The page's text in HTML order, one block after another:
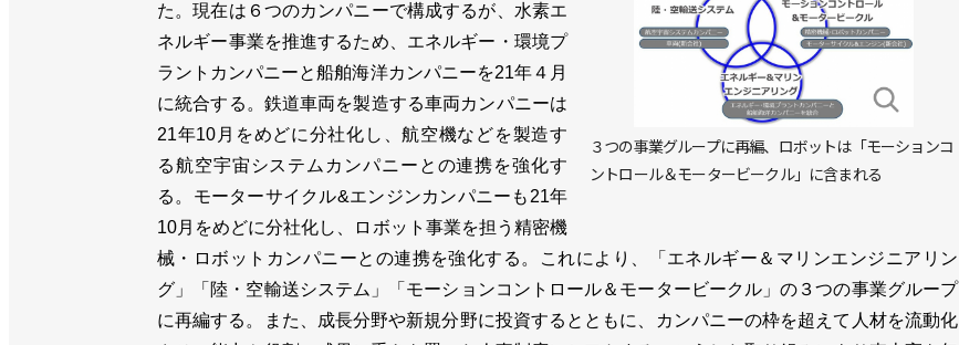
３つの事業グループに再編、ロボットは「モーションコ
ントロール＆モータービークル」に含まれる
た。現在は６つのカンパニーで構成するが、水素エ
ネルギー事業を推進するため、エネルギー・環境プ
ラントカンパニーと船舶海洋カンパニーを21年４月
に統合する。鉄道車両を製造する車両カンパニーは
21年10月をめどに分社化し、航空機などを製造す
る航空宇宙システムカンパニーとの連携を強化す
る。モーターサイクル&エンジンカンパニーも21年
10月をめどに分社化し、ロボット事業を担う精密機
械・ロボットカンパニーとの連携を強化する。これにより、「エネルギー＆マリンエンジニアリン
グ」「陸・空輸送システム」「モーションコントロール＆モータービークル」の３つの事業グループ
に再編する。また、成長分野や新規分野に投資するとともに、カンパニーの枠を超えて人材を流動化